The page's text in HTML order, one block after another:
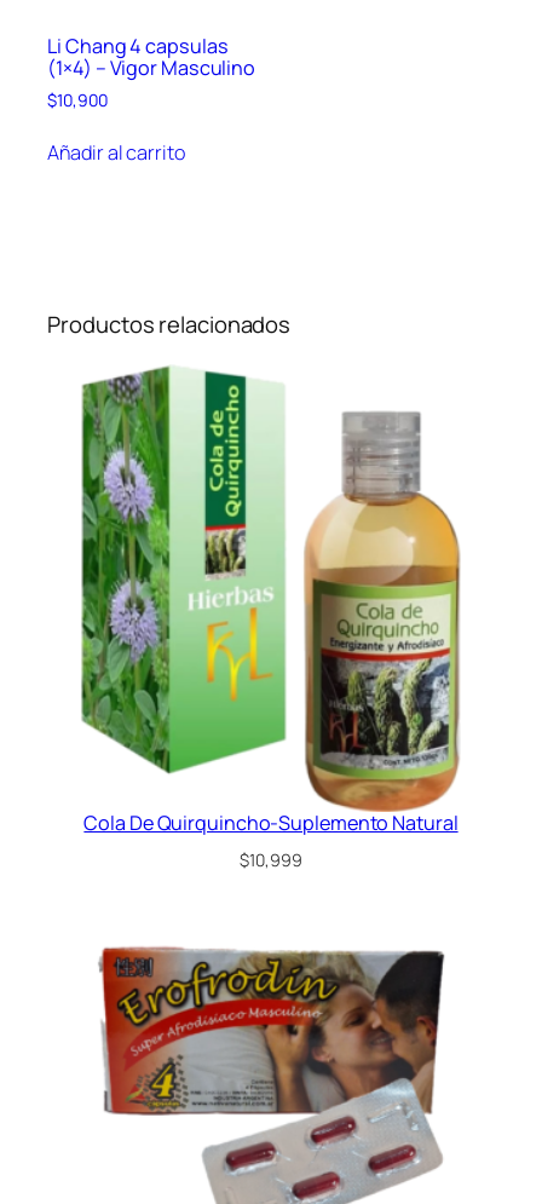
Li Chang 4 capsulas
(1×4) – Vigor Masculino
$10,900
Añadir al carrito
Productos relacionados
Cola De Quirquincho-Suplemento Natural
$10,999